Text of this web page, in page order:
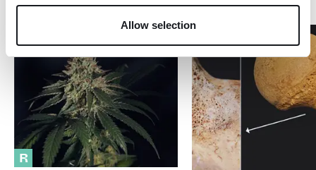
Allow selection
R